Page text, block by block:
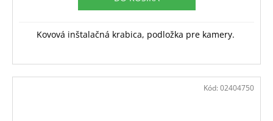
Kovová inštalačná krabica, podložka pre kamery.
Kód: 02404750